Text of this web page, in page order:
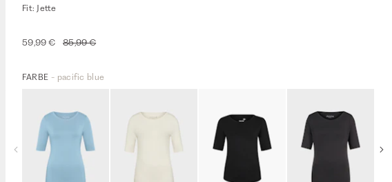
Fit: Jette
59,99 € 85,99 €
FARBE - pacific blue